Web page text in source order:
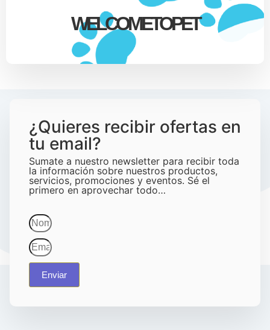
WELCOMETOPET
¿Quieres recibir ofertas en
tu email?
Sumate a nuestro newsletter para recibir toda
la información sobre nuestros productos,
servicios, promociones y eventos. Sé el
primero en aprovechar todo…
Enviar